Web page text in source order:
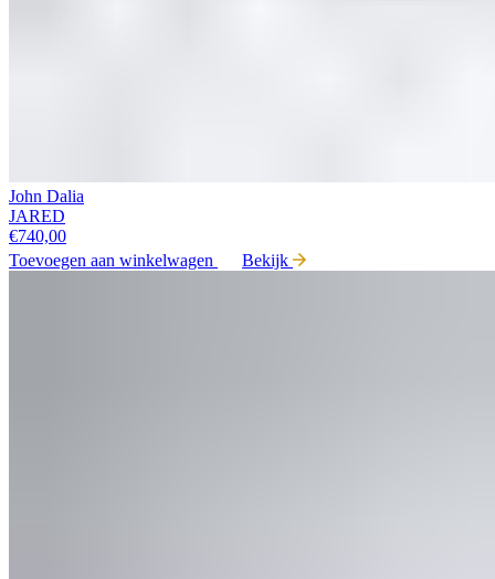
John Dalia
JARED
€740,00
Toevoegen aan winkelwagen
Bekijk